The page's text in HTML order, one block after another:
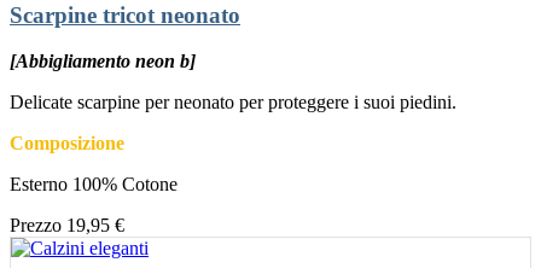
Scarpine tricot neonato
[Abbigliamento neon b]
Delicate scarpine per neonato per proteggere i suoi piedini.
Composizione
Esterno 100% Cotone
Prezzo 19,95 €